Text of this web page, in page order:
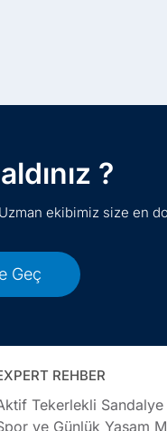
?
ekibimiz size
Geç
REHBER
Tekerlekli Sandalye
ve Günlük Yaşam